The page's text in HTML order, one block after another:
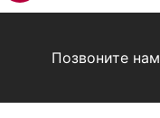
Позвоните нам